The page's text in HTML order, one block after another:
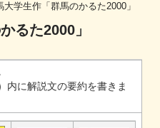
大学生作「群馬のかるた2000」
るた2000」
に解説文の要約を書きま